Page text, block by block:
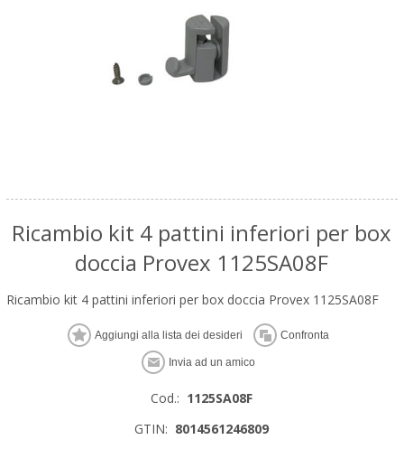
Ricambio kit 4 pattini inferiori per box
doccia Provex 1125SA08F
Ricambio kit 4 pattini inferiori per box doccia Provex 1125SA08F
Cod.: 1125SA08F
GTIN: 8014561246809